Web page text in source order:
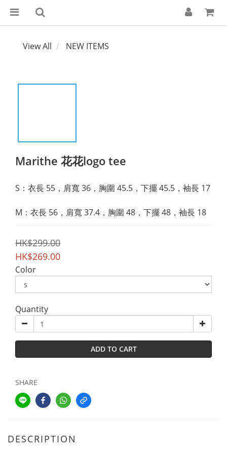
View All NEW ITEMS
Marithe 花花logo tee
S：衣長 55，肩寬 36，胸圍 45.5，下擺 45.5，袖長 17
M：衣長 56​​，肩寬 37.4，胸圍 48，下擺 48，袖長 18
HK$299.00
HK$269.00
Color
Quantity
ADD TO CART
SHARE
DESCRIPTION